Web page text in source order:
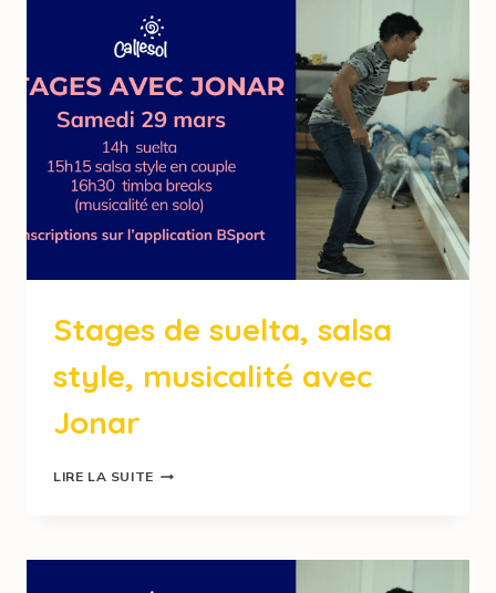
Stages de suelta, salsa
style, musicalité avec
Jonar
LIRE LA SUITE